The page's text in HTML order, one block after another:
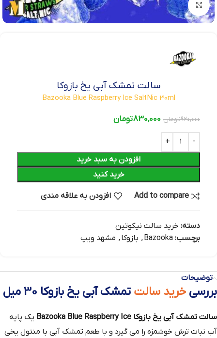
بزرگنمایی تصویر
سالت تمشک آبی یخ بازوکا
Bazooka Blue Raspberry Ice SaltNic 30ml
920,000تومان 830,000تومان
افزودن به سبد خرید
خرید کنید
Add to compare افزودن به علاقه مندی
دسته: خرید سالت نیکوتین
برچسب: Bazooka
, بازوکا, مشهد ویپ
توضیحات
بررسی خرید سالت تمشک آبی یخ بازوکا 30 میل
سالت تمشک آبی یخ بازوکا Bazooka Blue Raspberry Ice
یک پایه
آب نبات ترش خوشمزه را می گیرد و با طعم تمشک آبی با منتول یخی